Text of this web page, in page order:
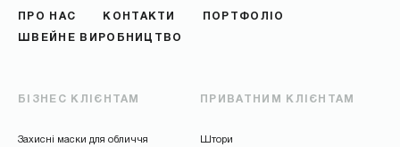
ПРО НАС КОНТАКТИ
ПОРТФОЛІО
ШВЕЙНЕ ВИРОБНИЦТВО
БІЗНЕС КЛІЄНТАМ
Захисні маски для обличчя
ПРИВАТНИМ КЛІЄНТАМ
Штори